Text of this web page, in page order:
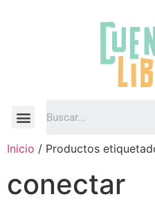
Inicio / Productos
conectar